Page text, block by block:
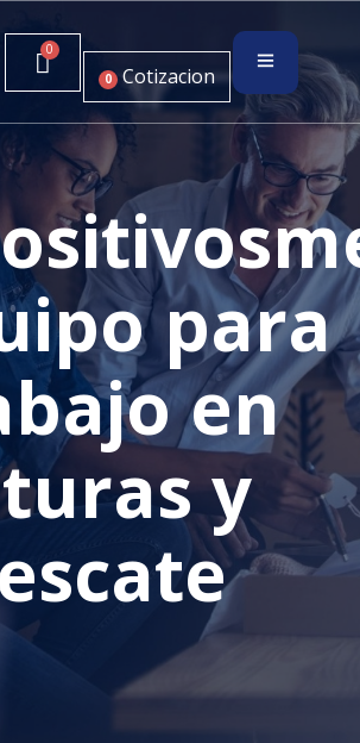
0 Cotizacion
para
en
y